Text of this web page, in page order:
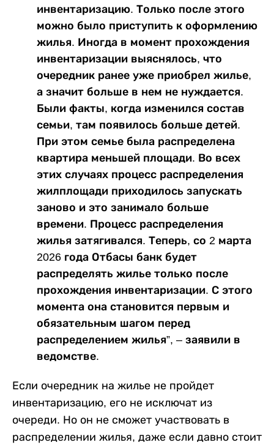
инвентаризацию. Только после этого
можно было приступить к оформлению
жилья. Иногда в момент прохождения
инвентаризации выяснялось, что
очередник ранее уже приобрел жилье,
а значит больше в нем не нуждается.
Были факты, когда изменился состав
семьи, там появилось больше детей.
При этом семье была распределена
квартира меньшей площади. Во всех
этих случаях процесс распределения
жилплощади приходилось запускать
заново и это занимало больше
времени. Процесс распределения
жилья затягивался. Теперь, со 2 марта
2026 года Отбасы банк будет
распределять жилье только после
прохождения инвентаризации. С этого
момента она становится первым и
обязательным шагом перед
распределением жилья”, – заявили в
ведомстве.
Если очередник на жилье не пройдет
инвентаризацию, его не исключат из
очереди. Но он не сможет участвовать в
распределении жилья, даже если давно стоит